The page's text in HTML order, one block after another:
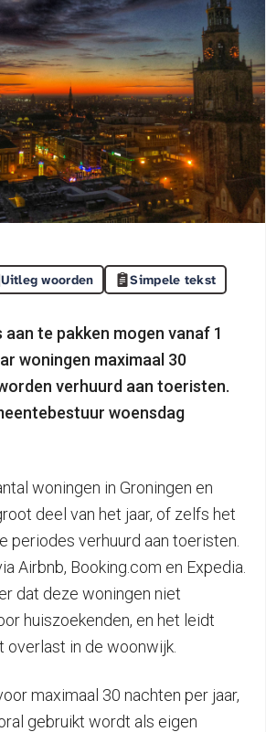
Uitleg woorden Simpele tekst
te pakken mogen vanaf 1
woningen maximaal 30
verhuurd aan toeristen.
woensdag
woningen in Groningen en
deel van het jaar, of zelfs het
periodes verhuurd aan toeristen.
Airbnb, Booking.com en Expedia.
dat deze woningen niet
huiszoekenden, en het leidt
overlast in de woonwijk.
maximaal 30 nachten per jaar,
gebruikt wordt als eigen